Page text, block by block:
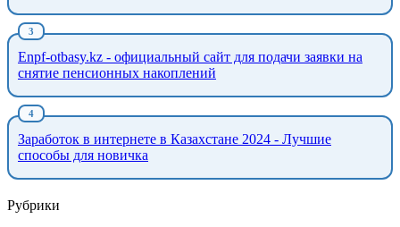
Enpf-otbasy.kz - официальный сайт для подачи заявки на
снятие пенсионных накоплений
Заработок в интернете в Казахстане 2024 - Лучшие
способы для новичка
Рубрики